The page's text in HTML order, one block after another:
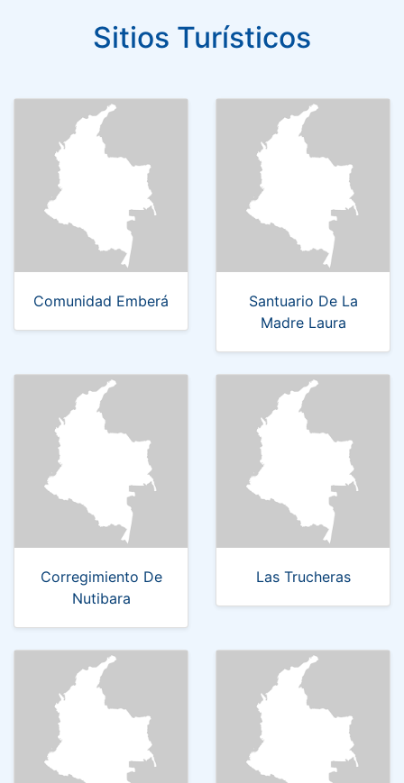
Sitios Turísticos
Comunidad Emberá
Santuario De La
Madre Laura
Corregimiento De
Nutibara
Las Trucheras